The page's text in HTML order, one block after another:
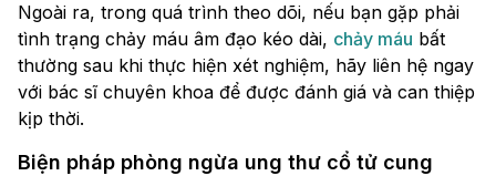
Ngoài ra, trong quá trình theo dõi, nếu bạn gặp phải
tình trạng chảy máu âm đạo kéo dài, chảy máu bất
thường sau khi thực hiện xét nghiệm, hãy liên hệ ngay
với bác sĩ chuyên khoa để được đánh giá và can thiệp
kịp thời.
Biện pháp phòng ngừa ung thư cổ tử cung